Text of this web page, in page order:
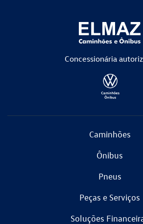
Concessionária
Caminhões
Ônibus
Pneus
Peças e Serviços
Soluções